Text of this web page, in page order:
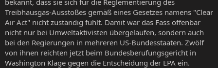
bekannt, dass sie sich für die Reglementierung des
Treibhausgas-Ausstoßes gemäß eines Gesetzes namens "Clear
Air Act" nicht zuständig fühlt. Damit war das Fass offenbar
nicht nur bei Umweltaktivisten übergelaufen, sondern auch
bei den Regierungen in mehreren US-Bundesstaaten. Zwölf
von ihnen reichten jetzt beim Bundesberufungsgericht in
Washington Klage gegen die Entscheidung der EPA ein.